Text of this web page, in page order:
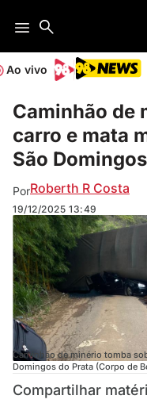
Ao vivo
Caminhão de
carro e mata
São
PorRoberth R Costa
19/12/2025 13:49
Caminhão de minério tomba
Domingos do Prata (Corpo de
Compartilhar